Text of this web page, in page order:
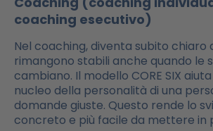
coaching esecutivo)
Nel coaching, diventa subito chiaro
rimangono stabili anche quando le
cambiano. Il modello CORE SIX
nucleo della personalità di una
domande giuste. Questo rende lo
concreto e più facile da mettere in